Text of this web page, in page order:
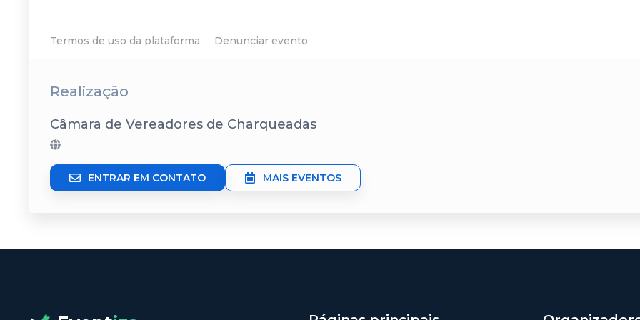
Termos de uso da plataforma Denunciar evento
Realização
Câmara de Vereadores de Charqueadas
ENTRAR EM CONTATO MAIS EVENTOS